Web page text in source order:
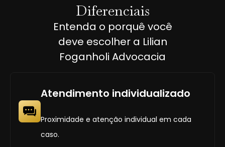
Diferenciais
Entenda o porquê você
deve escolher a Lilian
Foganholi Advocacia
Atendimento individualizado
Proximidade e atenção individual em cada
caso.